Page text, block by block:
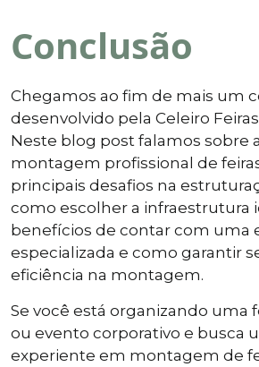
Conclusão
Chegamos ao fim de mais um
desenvolvido pela Celeiro
Neste blog post falamos sobre
montagem profissional de
principais desafios na
como escolher a infraestrutura
benefícios de contar com uma
especializada e como garantir
eficiência na montagem.
Se você está organizando uma
ou evento corporativo e busca
experiente em montagem de